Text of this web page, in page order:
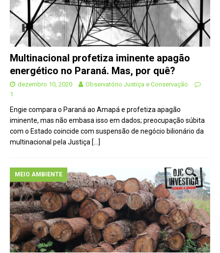
Multinacional profetiza iminente apagão
energético no Paraná. Mas, por quê?
dezembro 10, 2020
Observatório Justiça e Conservação
1
Engie compara o Paraná ao Amapá e profetiza apagão
iminente, mas não embasa isso em dados; preocupação súbita
com o Estado coincide com suspensão de negócio bilionário da
multinacional pela Justiça […]
MEIO AMBIENTE